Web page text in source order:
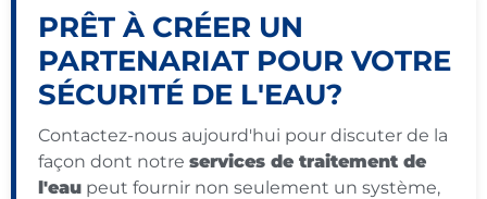
PRÊT À CRÉER UN
PARTENARIAT POUR VOTRE
SÉCURITÉ DE L'EAU?
Contactez-nous aujourd'hui pour discuter de la
façon dont notre services de traitement de
l'eau peut fournir non seulement un système,